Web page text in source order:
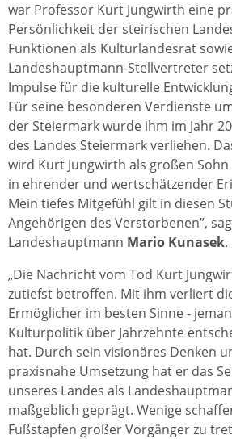
war Professor Kurt Jungwirth eine
Persönlichkeit der steirischen
Funktionen als Kulturlandesrat
Landeshauptmann-Stellvertreter
Impulse für die kulturelle
Für seine besonderen Verdienste
der Steiermark wurde ihm im Jahr
des Landes Steiermark verliehen.
wird Kurt Jungwirth als großen
in ehrender und wertschätzender
Mein tiefes Mitgefühl gilt in diesen
Angehörigen des Verstorbenen”,
Landeshauptmann Mario Kunasek.
„Die Nachricht vom Tod Kurt
zutiefst betroffen. Mit ihm verliert
Ermöglicher im besten Sinne -
Kulturpolitik über Jahrzehnte
hat. Durch sein visionäres Denken
praxisnahe Umsetzung hat er das
unseres Landes als
maßgeblich geprägt. Wenige
Fußstapfen großer Vorgänger zu